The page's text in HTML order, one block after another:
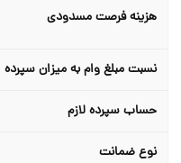
هزینه فرصت مسدودی
نسبت مبلغ وام به میزان سپرده
حساب سپرده لازم
نوع ضمانت